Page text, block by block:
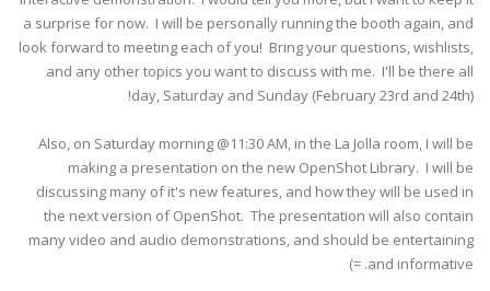
a surprise for now. I will be personally running the booth again, and
look forward to meeting each of you! Bring your questions, wishlists,
and any other topics you want to discuss with me. I'll be there all
day, Saturday and Sunday (February 23rd and 24th)!
Also, on Saturday morning @11:30 AM, in the La Jolla room, I will be
making a presentation on the new OpenShot Library. I will be
discussing many of it's new features, and how they will be used in
the next version of OpenShot. The presentation will also contain
many video and audio demonstrations, and should be entertaining
and informative. =)